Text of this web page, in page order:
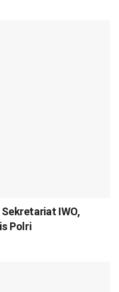
IWO,
Polri